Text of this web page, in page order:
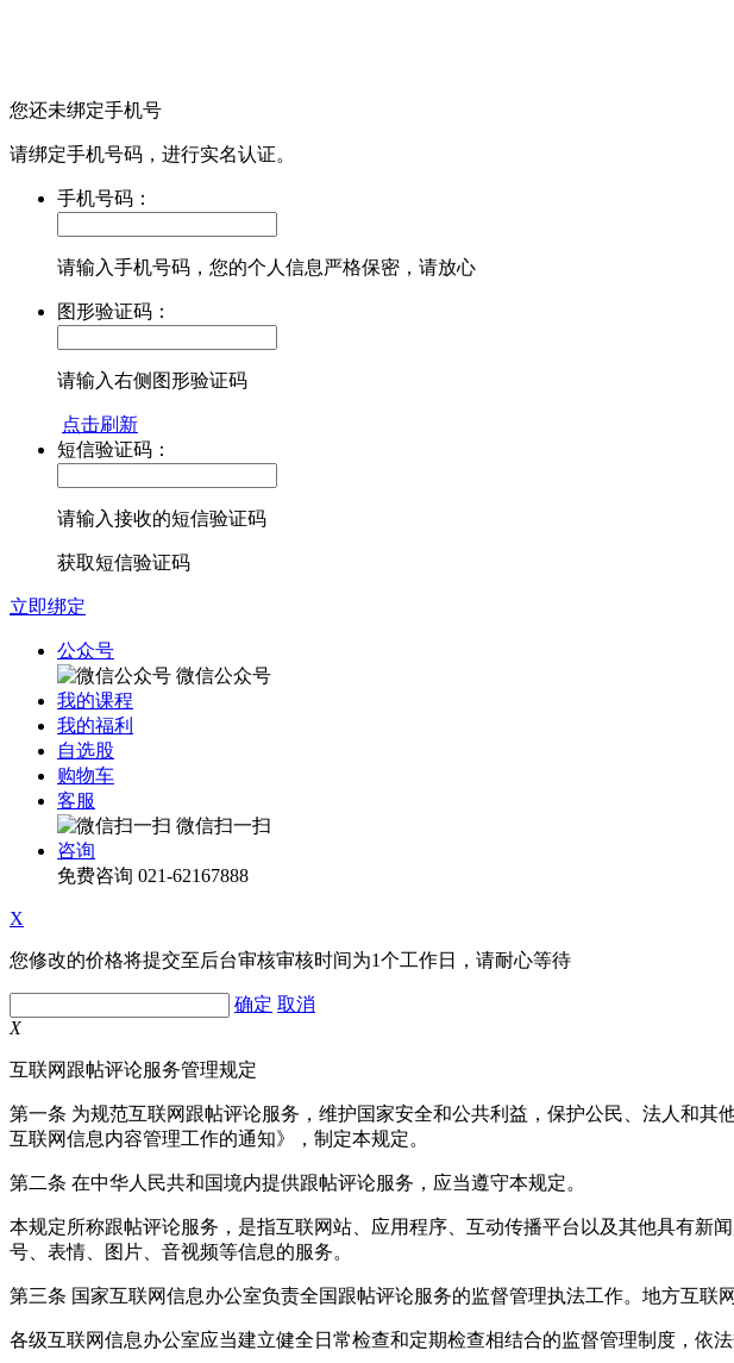
您还未绑定手机号
请绑定手机号码，进行实名认证。
手机号码：
请输入手机号码，您的个人信息严格保密，请放心
图形验证码：
请输入右侧图形验证码
点击刷新
短信验证码：
请输入接收的短信验证码
获取短信验证码
立即绑定
公众号
微信公众号
我的课程
我的福利
自选股
购物车
客服
微信扫一扫
咨询
免费咨询 021-62167888
X
您修改的价格将提交至后台审核审核时间为1个工作日，请耐心等待
确定 取消
X
互联网跟帖评论服务管理规定
第一条 为规范互联网跟帖评论服务，维护国家安全和公共利益，保护公民、法人和
互联网信息内容管理工作的通知》，制定本规定。
第二条 在中华人民共和国境内提供跟帖评论服务，应当遵守本规定。
本规定所称跟帖评论服务，是指互联网站、应用程序、互动传播平台以及其他具有新
号、表情、图片、音视频等信息的服务。
第三条 国家互联网信息办公室负责全国跟帖评论服务的监督管理执法工作。地方互联
各级互联网信息办公室应当建立健全日常检查和定期检查相结合的监督管理制度，依